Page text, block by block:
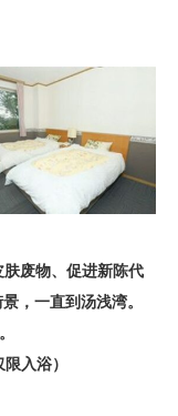
废物、促进新陈代
，一直到汤浅湾。
入浴）